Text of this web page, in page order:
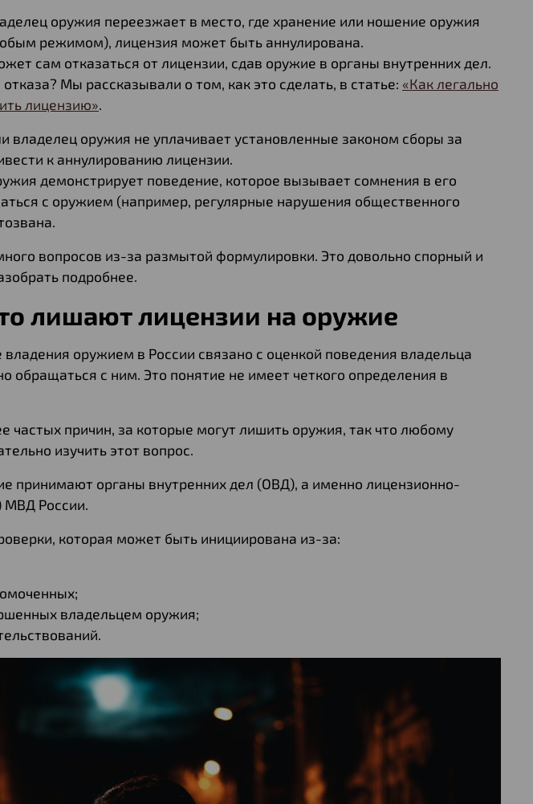
оружия переезжает в место, где хранение или ношение оружия
режимом), лицензия может быть аннулирована.
сам отказаться от лицензии, сдав оружие в органы внутренних дел.
Мы рассказывали о том, как это сделать, в статье: «Как легально
лицензию».
владелец оружия не уплачивает установленные законом сборы за
к аннулированию лицензии.
демонстрирует поведение, которое вызывает сомнения в его
с оружием (например, регулярные нарушения общественного
вопросов из-за размытой формулировки. Это довольно спорный и
подробнее.
лишают лицензии на оружие
владения оружием в России связано с оценкой поведения владельца
обращаться с ним. Это понятие не имеет четкого определения в
частых причин, за которые могут лишить оружия, так что любому
изучить этот вопрос.
принимают органы внутренних дел (ОВД), а именно лицензионно-
МВД России.
которая может быть инициирована из-за:
владельцем оружия;